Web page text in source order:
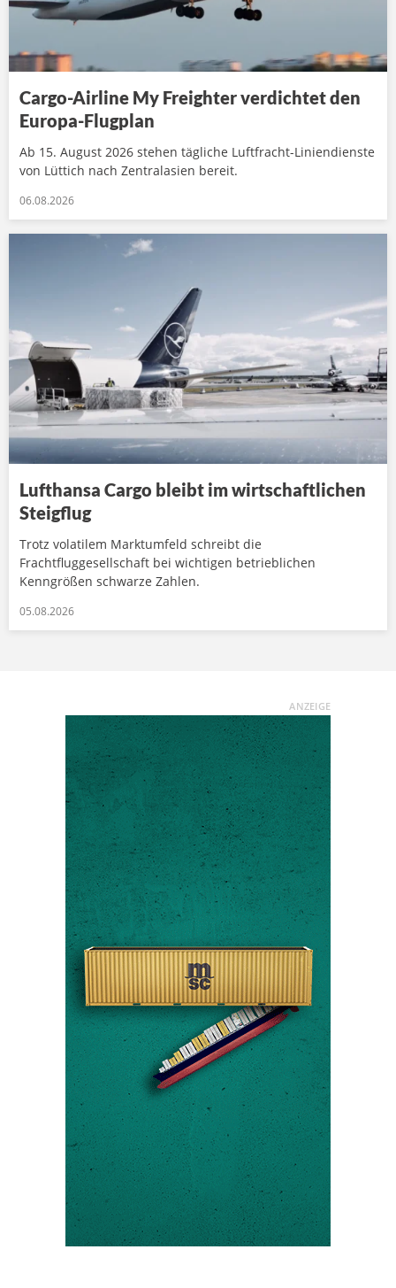
Cargo-Airline My Freighter verdichtet den
Europa-Flugplan
Ab 15. August 2026 stehen tägliche Luftfracht-Liniendienste
von Lüttich nach Zentralasien bereit.
06.08.2026
Lufthansa Cargo bleibt im wirtschaftlichen
Steigflug
Trotz volatilem Marktumfeld schreibt die
Frachtfluggesellschaft bei wichtigen betrieblichen
Kenngrößen schwarze Zahlen.
05.08.2026
ANZEIGE